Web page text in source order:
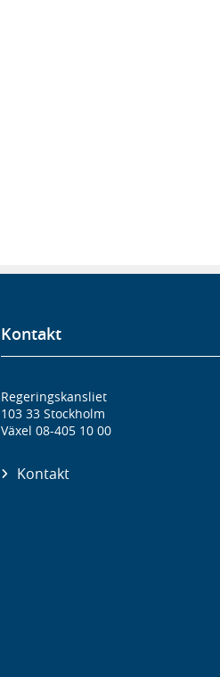
Kontakt
Regeringskansliet
103 33 Stockholm
Växel 08-405 10 00
Kontakt